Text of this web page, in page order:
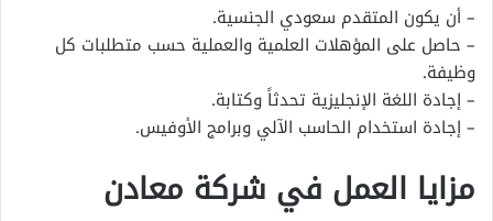
– أن يكون المتقدم سعودي الجنسية.
– حاصل على المؤهلات العلمية والعملية حسب متطلبات كل
وظيفة.
– إجادة اللغة الإنجليزية تحدثاً وكتابة.
– إجادة استخدام الحاسب الآلي وبرامج الأوفيس.
مزايا العمل في شركة معادن